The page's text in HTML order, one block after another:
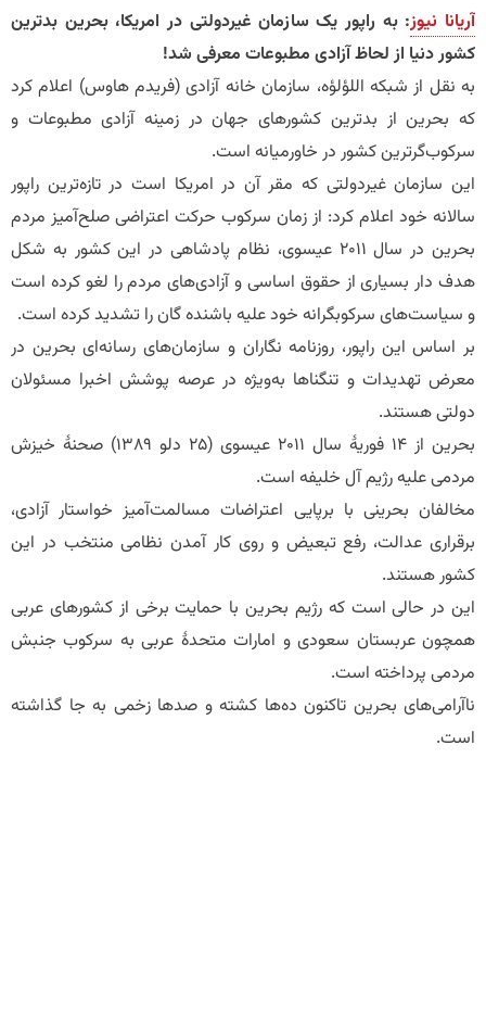
آریانا نیوز: به راپور یک سازمان غیردولتی در امریکا، بحرین بدترین
کشور دنیا از لحاظ آزادی مطبوعات معرفی شد!
به نقل از شبکه اللؤلؤه، سازمان خانه آزادی (فریدم هاوس) اعلام کرد
که بحرین از بدترین کشورهای جهان در زمینه آزادی‌ مطبوعات و
سرکوب‌گرترین کشور در خاورمیانه است.
این سازمان غیردولتی که مقر آن در امریکا است در تازه‌ترین راپور
سالانه خود اعلام کرد: از زمان سرکوب حرکت اعتراضی صلح‌آمیز مردم
بحرین در سال 2011 عیسوی، نظام پادشاهی در این کشور به شکل
هدف دار بسیاری از حقوق اساسی و آزادی‌های مردم را لغو کرده است
و سیاست‌های سرکوبگرانه خود علیه باشنده گان را تشدید کرده است.
بر اساس این راپور، روزنامه نگاران و سازمان‌های رسانه‌ای بحرین در
معرض تهدیدات و تنگناها به‌ویژه در عرصه پوشش اخبرا مسئولان
دولتی هستند.
بحرین از 14 فوریۀ سال 2011 عیسوی (25 دلو 1389) صحنۀ خیزش
مردمی علیه رژیم آل خلیفه است.
مخالفان بحرینی با برپایی اعتراضات مسالمت‌آمیز خواستار آزادی،
برقراری عدالت، رفع تبعیض و روی کار آمدن نظامی منتخب در این
کشور هستند.
این در حالی است که رژیم بحرین با حمایت برخی از کشورهای عربی
همچون عربستان سعودی و امارات متحدۀ عربی به سرکوب جنبش
مردمی پرداخته است.
ناآرامی‌های بحرین تاکنون ده‌ها کشته و صدها زخمی به جا گذاشته
است.